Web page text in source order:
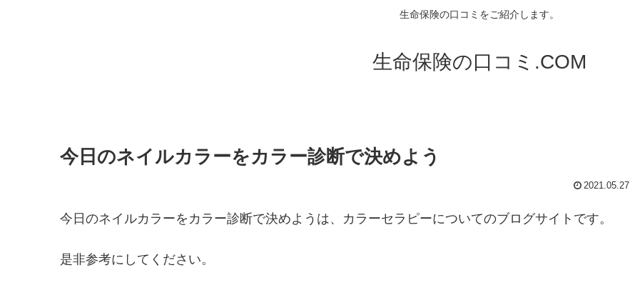
生命保険の口コミをご紹介します。
生命保険の口コミ.COM
今日のネイルカラーをカラー診断で決めよう
2021.05.27
今日のネイルカラーをカラー診断で決めようは、カラーセラピーについてのブログサイトです。
是非参考にしてください。